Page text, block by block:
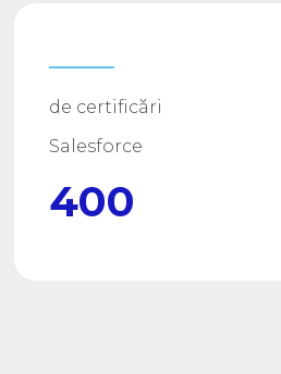
de certificări
Salesforce
400